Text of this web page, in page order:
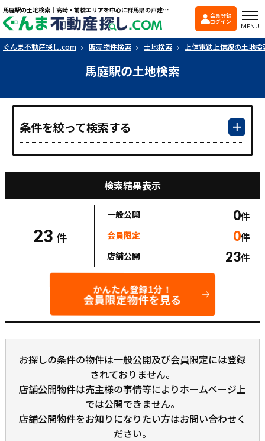
馬庭駅の土地検索｜高崎・前橋エリアを中心に群馬県の戸建て・マンションを探すなら「ぐんま不動産探し.com」
ぐんま不動産探し
会員登録
ログイン
MENU
ぐんま不動産探し.com 販売物件検索 土地検索 上信電鉄上信線の土地検
馬庭駅の土地検索
条件を絞って検索する
検索結果表示
23 件
一般公開 0件
会員限定 0件
店舗公開 23件
かんたん登録1分！
会員限定物件を見る
お探しの条件の物件は一般公開及び会員限定には登録
されておりません。
店舗公開物件は売主様の事情等によりホームページ上
では公開できません。
店舗公開物件をお知りになりたい方はお問い合わせく
ださい。